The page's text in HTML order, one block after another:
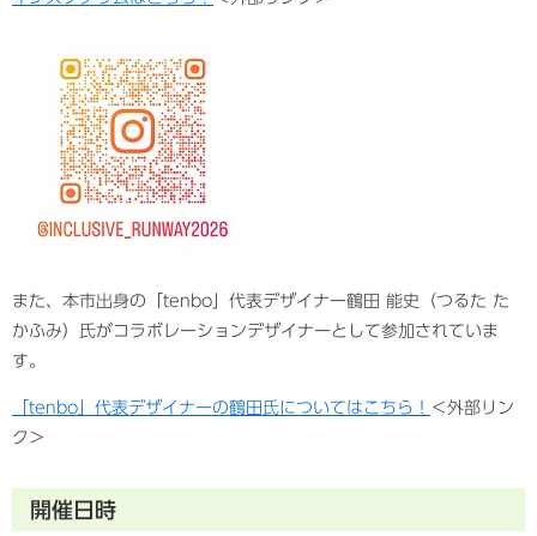
また、本市出身の「tenbo」代表デザイナー鶴田 能史（つるた た
かふみ）氏がコラボレーションデザイナーとして参加されていま
す。
「tenbo」代表デザイナーの鶴田氏についてはこちら！ ＜外部リン
ク＞
開催日時